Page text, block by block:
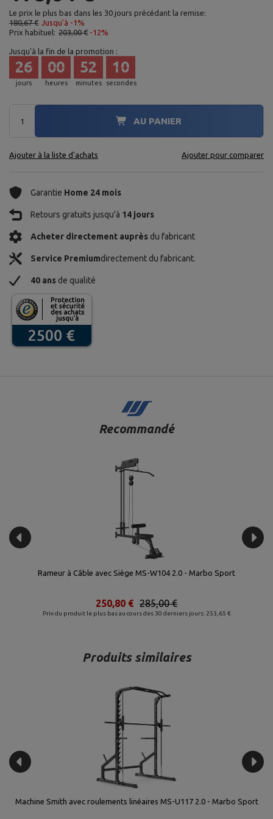
Le prix le plus bas dans les 30 jours précédant la remise:
180,67 € Jusqu'à -1%
Prix habituel: 203,00 € -12%
Jusqu'à la fin de la promotion :
jours
26
heures
00
minutes
52
secondes
09
AU PANIER
Ajouter à la liste d'achats Ajouter pour comparer
Garantie Home 24 mois
Retours gratuits jusqu'à 14 jours
Acheter directement auprès du fabricant
Service Premiumdirectement du fabricant.
40 ans de qualité
Recommandé
Rameur à Câble avec Siège MS-W104 2.0 - Marbo Sport
Prix du produit le plus bas au cours des 30 derniers jours: 253,65 €
285,00 €
250,80 €
Produits similaires
Machine Smith avec roulements linéaires MS-U117 2.0 - Marbo Sport